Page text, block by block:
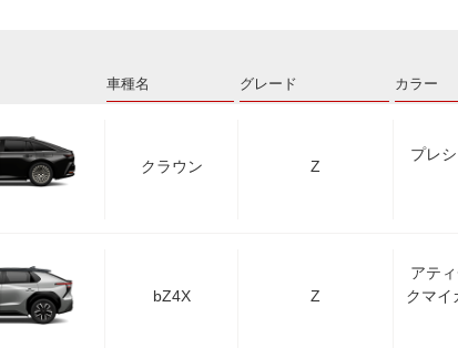
車種名 グレード カラー
クラウン Z
プレ
bZ4X Z
アテ
クマイ